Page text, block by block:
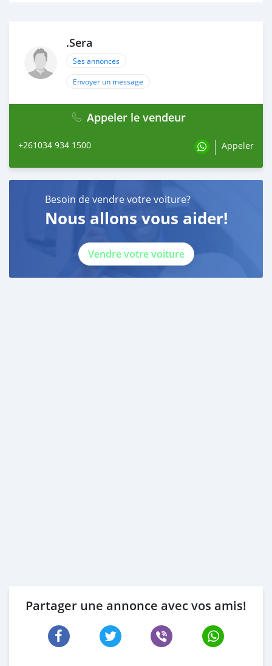
.Sera
Ses annonces
Envoyer un message
Appeler le vendeur
+261034 934 1500 Appeler
Besoin de vendre votre voiture?
Nous allons vous aider!
Vendre votre voiture
Partager une annonce avec vos amis!